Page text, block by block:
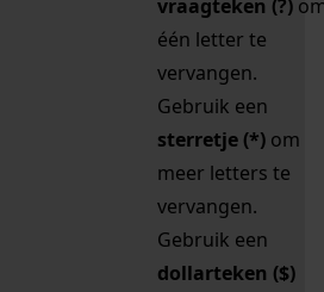
vraagteken (?)
één letter te
vervangen.
Gebruik een
sterretje (*) om
meer letters te
vervangen.
Gebruik een
dollarteken ($)